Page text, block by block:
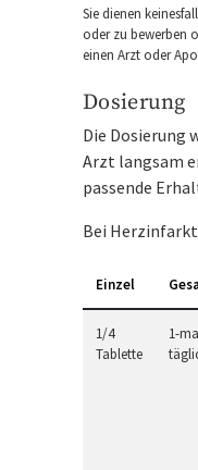
Sie dienen
oder zu bewerben
einen Arzt oder
Dosierung
Die Dosierung
Arzt langsam
passende
Bei
Einzel
1/4
Tablette
1-